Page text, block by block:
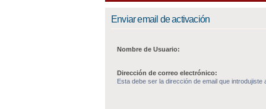
Enviar email de activación
Nombre de Usuario:
Dirección de correo electrónico:
Esta debe ser la dirección de email que introdujiste